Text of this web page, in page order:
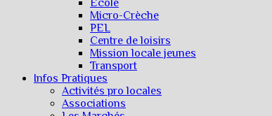
Ecole
Micro-Crèche
PEL
Centre de loisirs
Mission locale jeunes
Transport
Infos Pratiques
Activités pro locales
Associations